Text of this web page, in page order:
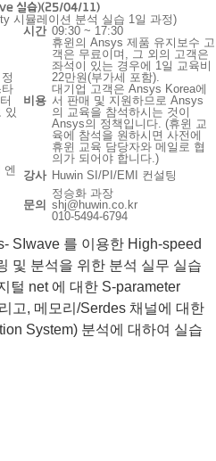
실습)(25/04/11)
시뮬레이션 분석 실습 1일 과정)
시간 09:30 ~ 17:30
있
비용
휴윈의 Ansys 제품 유지보수 고
객은 무료이며, 그 외의 고객은
좌석이 있는 경우에 1일 교육비
22만원(부가세 포함).
대기업 고객은 Ansys Korea에
서 판매 및 지원하므로 Ansys
의 교육을 참석하시는 것이
Ansys의 정책입니다. (휴윈 교
육에 참석을 원하시면 사전에
휴윈 교육 담당자와 메일로 협
의가 되어야 합니다.)
엔
강사 Huwin SI/PI/EMI 컨설팅
문의
정승화 과장
shj@huwin.co.kr
010-5494-6794
SIwave 를 이용한 High-speed
및 분석을 위한 분석 실무 실습
털 net 에 대한 S-parameter
고, 메모리/Serdes 채널에 대한
System) 분석에 대하여 실습